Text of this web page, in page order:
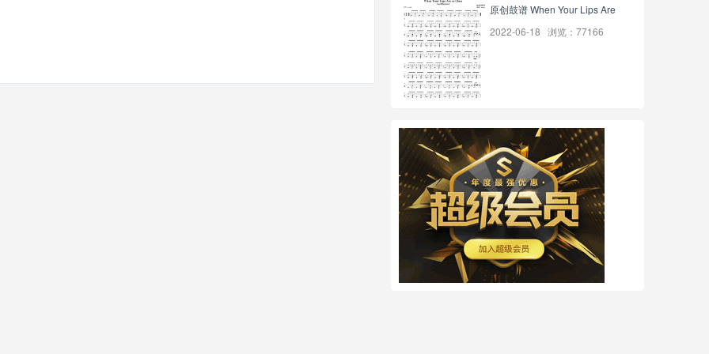
原创鼓谱 When Your Lips Are
2022-06-18 浏览：77166